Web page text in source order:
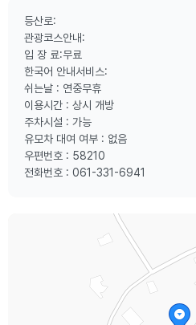
등산로:
관광코스안내:
입 장 료:무료
한국어 안내서비스:
쉬는날 : 연중무휴
이용시간 : 상시 개방
주차시설 : 가능
유모차 대여 여부 : 없음
우편번호 : 58210
전화번호 : 061-331-6941